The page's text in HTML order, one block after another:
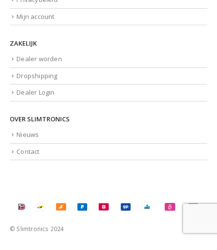
Mijn account
ZAKELIJK
Dealer worden
Dropshipping
Dealer Login
OVER SLIMTRONICS
Nieuws
Contact
© Slimtronics 2024